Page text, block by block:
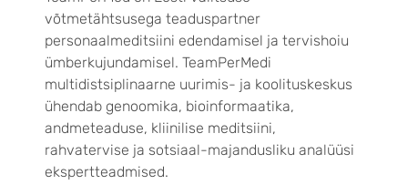
võtmetähtsusega teaduspartner
personaalmeditsiini edendamisel ja tervishoiu
ümberkujundamisel. TeamPerMedi
multidistsiplinaarne uurimis- ja koolituskeskus
ühendab genoomika, bioinformaatika,
andmeteaduse, kliinilise meditsiini,
rahvatervise ja sotsiaal-majandusliku analüüsi
ekspertteadmised.